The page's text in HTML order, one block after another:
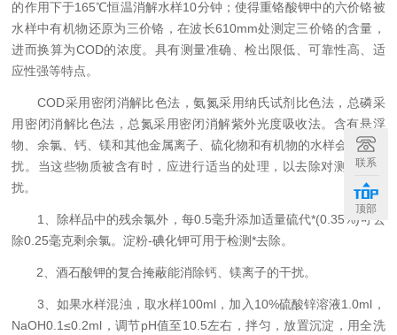
的作用下于165℃恒温消解水样10分钟；使得重铬酸钾中的六价铬被
水样中有机物还原为三价铬，在波长610mm处测定三价铬的含量，
进而换算为COD的浓度。具有测量准确、检出限低、可靠性高、适
应性强等特点。
COD采用密闭消解比色法，氨氮采用纳氏试剂比色法，总磷采
用密闭消解比色法，总氮采用密闭消解紫外光度吸收法。含有悬浮
物、余氯、钙、镁和其他金属离子、硫化物和有机物的水样会产生干
扰。当这些物质被含有时，应进行适当的处理，以去除对测定的干
扰。
1、除样品中的残余氯外，每0.5毫升添加适量硫代*(0.35%)可去
除0.25毫克剩余氯。淀粉-碘化钾可用于检测*去除。
2、酒石酸钾的复合掩蔽能消除钙、镁离子的干扰。
3、如果水样混浊，取水样100ml，加入10%硫酸锌溶液1.0ml，
NaOH0.1≤0.2ml，调节pH值至10.5左右，拌匀，放置沉淀，用全洗
联系
顶部